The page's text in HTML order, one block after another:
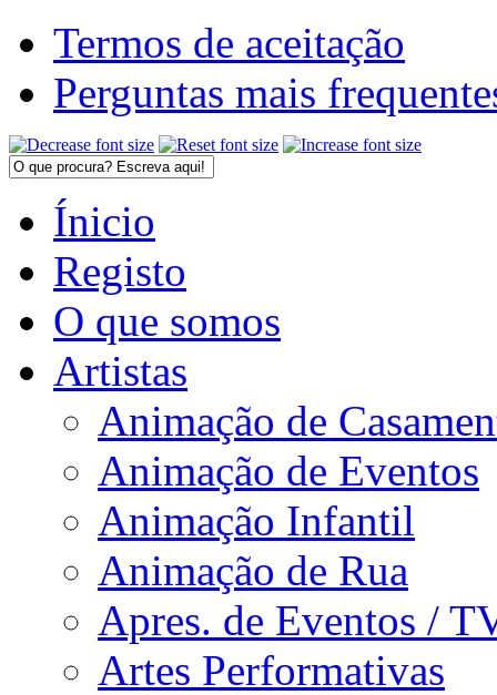
Termos de aceitação
Perguntas mais
Ínicio
Registo
O que somos
Artistas
Animação de
Animação de Eventos
Animação Infantil
Animação de Rua
Apres. de Eventos /
Artes Performativas